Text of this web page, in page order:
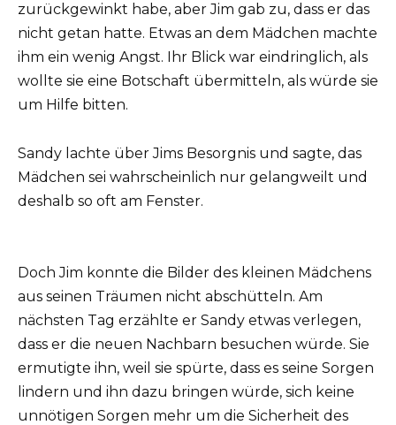
zurückgewinkt habe, aber Jim gab zu, dass er das
nicht getan hatte. Etwas an dem Mädchen machte
ihm ein wenig Angst. Ihr Blick war eindringlich, als
wollte sie eine Botschaft übermitteln, als würde sie
um Hilfe bitten.
Sandy lachte über Jims Besorgnis und sagte, das
Mädchen sei wahrscheinlich nur gelangweilt und
deshalb so oft am Fenster.
Doch Jim konnte die Bilder des kleinen Mädchens
aus seinen Träumen nicht abschütteln. Am
nächsten Tag erzählte er Sandy etwas verlegen,
dass er die neuen Nachbarn besuchen würde. Sie
ermutigte ihn, weil sie spürte, dass es seine Sorgen
lindern und ihn dazu bringen würde, sich keine
unnötigen Sorgen mehr um die Sicherheit des